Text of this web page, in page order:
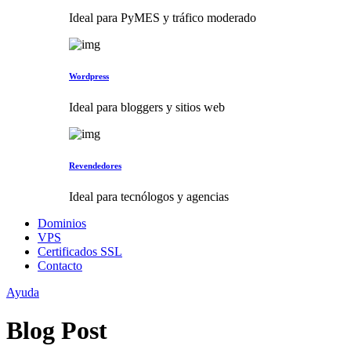
Ideal para PyMES y tráfico moderado
Wordpress
Ideal para bloggers y sitios web
Revendedores
Ideal para tecnólogos y agencias
Dominios
VPS
Certificados SSL
Contacto
Ayuda
Blog Post